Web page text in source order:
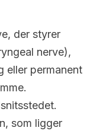
der styrer
nerve),
eller permanent
som ligger